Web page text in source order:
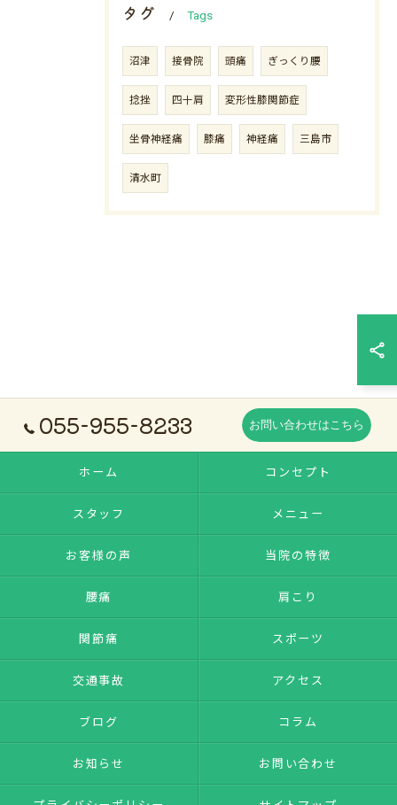
タグ Tags
沼津 接骨院 頭痛 ぎっくり腰
捻挫 四十肩 変形性膝関節症
坐骨神経痛 膝痛 神経痛 三島市
清水町
055-955-8233 お問い合わせはこちら
ホーム コンセプト
スタッフ メニュー
お客様の声 当院の特徴
腰痛 肩こり
関節痛 スポーツ
交通事故 アクセス
ブログ コラム
お知らせ お問い合わせ